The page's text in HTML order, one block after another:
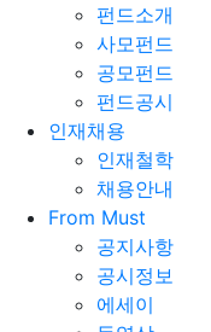
펀드소개
사모펀드
공모펀드
펀드공시
인재채용
인재철학
채용안내
From Must
공지사항
공시정보
에세이